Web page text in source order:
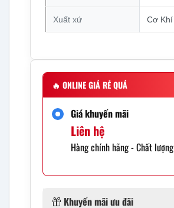
Xuất xứ Cơ
🔥 ONLINE GIÁ RẺ QUÁ
Giá khuyến mãi
Liên hệ
Hàng chính hãng - Chất
Khuyến mãi ưu đãi